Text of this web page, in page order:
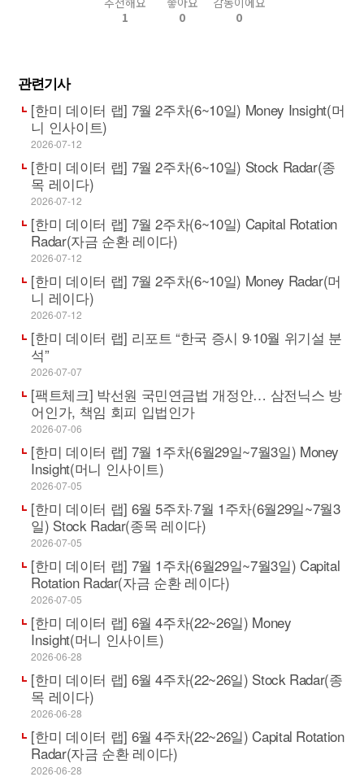
1
0
0
관련기사
[한미 데이터 랩] 7월 2주차(6~10일) Money Insight(머
니 인사이트)
2026-07-12
[한미 데이터 랩] 7월 2주차(6~10일) Stock Radar(종
목 레이다)
2026-07-12
[한미 데이터 랩] 7월 2주차(6~10일) Capital Rotation
Radar(자금 순환 레이다)
2026-07-12
[한미 데이터 랩] 7월 2주차(6~10일) Money Radar(머
니 레이다)
2026-07-12
[한미 데이터 랩] 리포트 “한국 증시 9·10월 위기설 분
석”
2026-07-07
[팩트체크] 박선원 국민연금법 개정안… 삼전닉스 방
어인가, 책임 회피 입법인가
2026-07-06
[한미 데이터 랩] 7월 1주차(6월29일~7월3일) Money
Insight(머니 인사이트)
2026-07-05
[한미 데이터 랩] 6월 5주차·7월 1주차(6월29일~7월3
일) Stock Radar(종목 레이다)
2026-07-05
[한미 데이터 랩] 7월 1주차(6월29일~7월3일) Capital
Rotation Radar(자금 순환 레이다)
2026-07-05
[한미 데이터 랩] 6월 4주차(22~26일) Money
Insight(머니 인사이트)
2026-06-28
[한미 데이터 랩] 6월 4주차(22~26일) Stock Radar(종
목 레이다)
2026-06-28
[한미 데이터 랩] 6월 4주차(22~26일) Capital Rotation
Radar(자금 순환 레이다)
2026-06-28